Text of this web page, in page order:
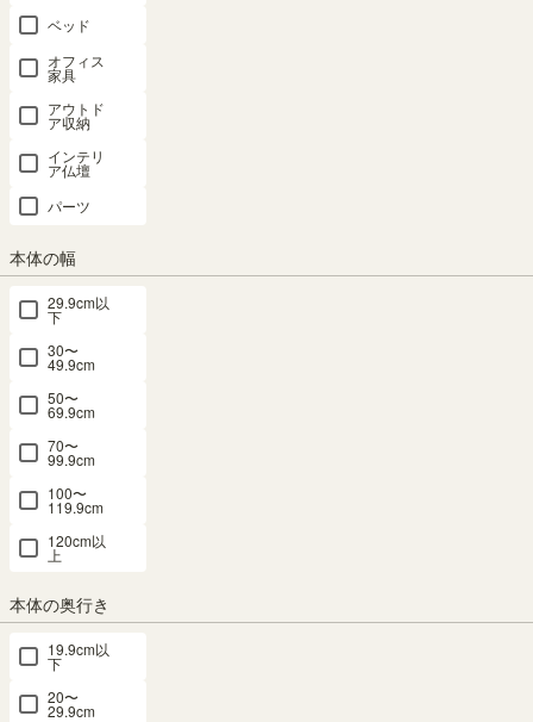
ベッド
オフィス
家具
アウトド
ア収納
インテリ
ア仏壇
パーツ
本体の幅
29.9cm以
下
30〜
49.9cm
50〜
69.9cm
70〜
99.9cm
100〜
119.9cm
120cm以
上
本体の奥行き
19.9cm以
下
20〜
29.9cm
家族の"笑顔"と"憩い"のダイニング
カウンター下のデッドスペースを収納に変えるカウンター下収納。小
くつろげる場所をつくります。
キャビネット 棚 幅120cm 高さ85cm ナチ
ュラルブラウン カウンター下 引き戸 キッ
チン収納 ピタシエ PTS-8512SDNA
幅120× 奥行29.6 × 高さ84.9（cm）
ピタシエ